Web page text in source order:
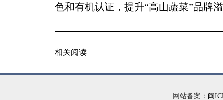
色和有机认证，提升“高山蔬菜”品牌
相关阅读
网站备案： 闽